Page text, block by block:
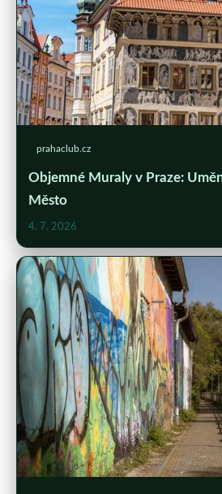
prahaclub.cz
Objemné Muraly v Praze:
Město
4. 7. 2026